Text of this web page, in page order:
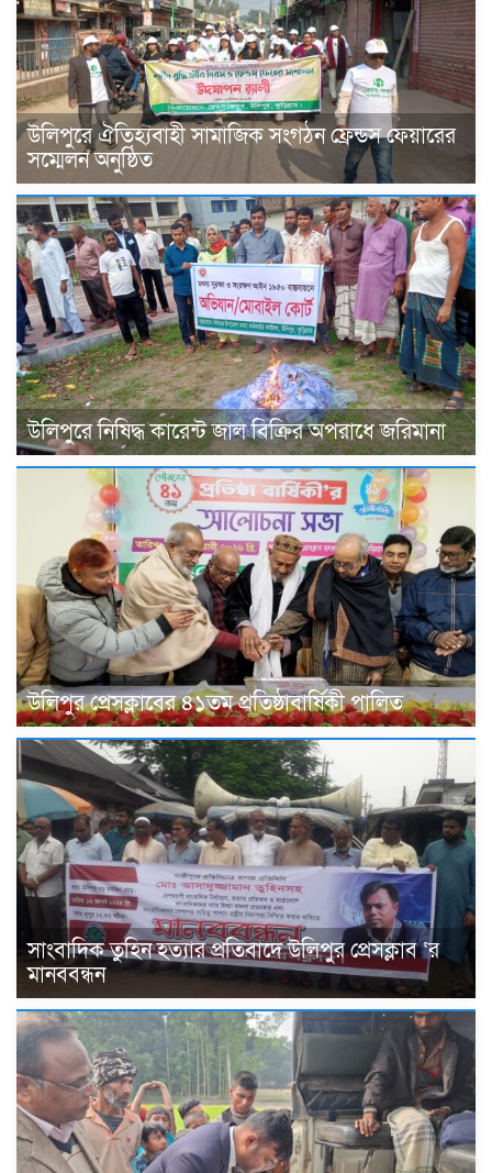
উলিপুরে ঐতিহ্যবাহী সামাজিক সংগঠন ফ্রেন্ডস ফেয়ারের
সম্মেলন অনুষ্ঠিত
উলিপুরে নিষিদ্ধ কারেন্ট জাল বিক্রির অপরাধে জরিমানা
উলিপুর প্রেসক্লাবের ৪১তম প্রতিষ্ঠাবার্ষিকী পালিত ‎
সাংবাদিক তুহিন হত্যার প্রতিবাদে উলিপুর প্রেসক্লাব ‘র
মানববন্ধন